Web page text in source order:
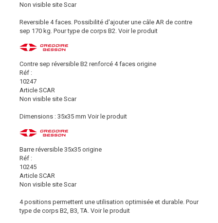
Non visible site Scar
Reversible 4 faces. Possibilité d'ajouter une câle AR de contre
sep 170 kg. Pour type de corps B2. Voir le produit
Contre sep réversible B2 renforcé 4 faces origine
Réf :
10247
Article SCAR
Non visible site Scar
Dimensions : 35x35 mm Voir le produit
Barre réversible 35x35 origine
Réf :
10245
Article SCAR
Non visible site Scar
4 positions permettent une utilisation optimisée et durable. Pour
type de corps B2, B3, TA. Voir le produit